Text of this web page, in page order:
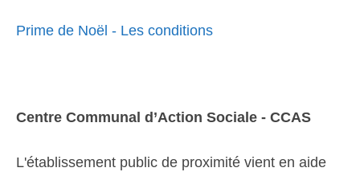
Prime de Noël - Les conditions
Centre Communal d’Action Sociale - CCAS
L'établissement public de proximité vient en aide